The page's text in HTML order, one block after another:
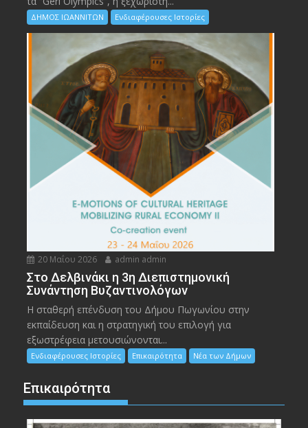
ΔΗΜΟΣ ΙΩΑΝΝΙΤΩΝ Ενδιαφέρουσες Ιστορίες
20 Μαΐου 2026 admin admin
Στο Δελβινάκι η 3η Διεπιστημονική
Συνάντηση Βυζαντινολόγων
Η σταθερή επένδυση του Δήμου Πωγωνίου στην
εκπαίδευση και η στρατηγική του επιλογή για
εξωστρέφεια μετουσιώνονται...
Ενδιαφέρουσες Ιστορίες Επικαιρότητα Νέα των Δήμων
Επικαιρότητα